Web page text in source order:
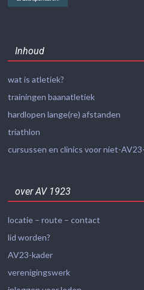
Inhoud
wat is atletiek?
trainingen baanatletiek
hardlopen lange(re) afstanden
triathlon
cursussen en clinics voor niet-
over AV 1923
locatie – route – contact
lid worden?
AV23-kader
verenigingswerk